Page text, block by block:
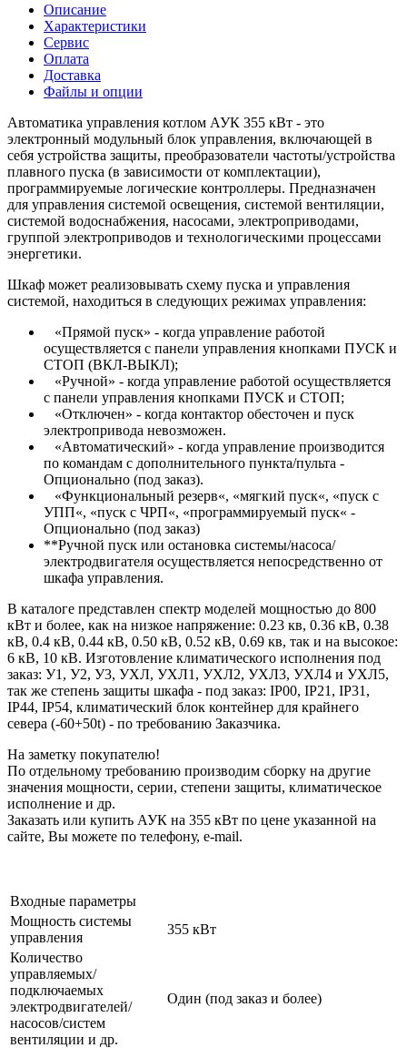
Описание
Характеристики
Сервис
Оплата
Доставка
Файлы и опции
Автоматика управления котлом АУК 355 кВт - это
электронный модульный блок управления, включающей в
себя устройства защиты, преобразователи частоты/устройства
плавного пуска (в зависимости от комплектации),
программируемые логические контроллеры. Предназначен
для управления системой освещения, системой вентиляции,
системой водоснабжения, насосами, электроприводами,
группой электроприводов и технологическими процессами
энергетики.
Шкаф может реализовывать схему пуска и управления
системой, находиться в следующих режимах управления:
«Прямой пуск» - когда управление работой
осуществляется с панели управления кнопками ПУСК и
СТОП (ВКЛ-ВЫКЛ);
«Ручной» - когда управление работой осуществляется
с панели управления кнопками ПУСК и СТОП;
«Отключен» - когда контактор обесточен и пуск
электропривода невозможен.
«Автоматический» - когда управление производится
по командам с дополнительного пункта/пульта -
Опционально (под заказ).
«Функциональный резерв«, «мягкий пуск«, «пуск с
УПП«, «пуск с ЧРП«, «программируемый пуск« -
Опционально (под заказ)
**Ручной пуск или остановка системы/насоса/
электродвигателя осуществляется непосредственно от
шкафа управления.
В каталоге представлен спектр моделей мощностью до 800
кВт и более, как на низкое напряжение: 0.23 кв, 0.36 кВ, 0.38
кВ, 0.4 кВ, 0.44 кВ, 0.50 кВ, 0.52 кВ, 0.69 кв, так и на высокое:
6 кВ, 10 кВ. Изготовление климатического исполнения под
заказ: У1, У2, У3, УХЛ, УХЛ1, УХЛ2, УХЛ3, УХЛ4 и УХЛ5,
так же степень защиты шкафа - под заказ: IP00, IP21, IP31,
IP44, IP54, климатический блок контейнер для крайнего
севера (-60+50t) - по требованию Заказчика.
На заметку покупателю!
По отдельному требованию производим сборку на другие
значения мощности, серии, степени защиты, климатическое
исполнение и др.
Заказать или купить АУК на 355 кВт по цене указанной на
сайте, Вы можете по телефону, e-mail.
Входные параметры
Мощность системы
управления
355 кВт
Количество
управляемых/
подключаемых
электродвигателей/
насосов/систем
вентиляции и др.
Один (под заказ и более)